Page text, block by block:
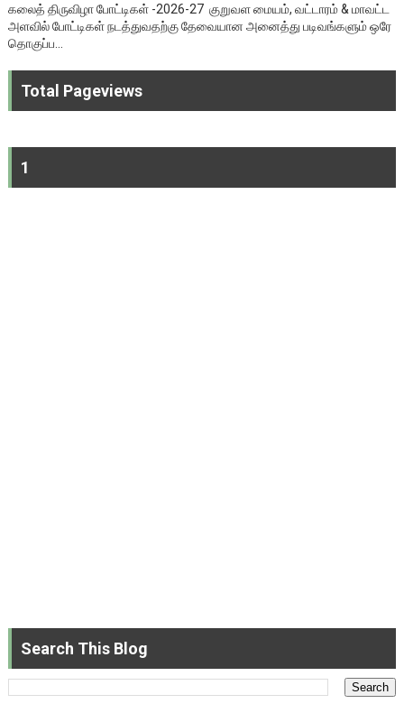
கலைத் திருவிழா போட்டிகள் -2026-27 குறுவள மையம், வட்டாரம் & மாவட்ட
அளவில் போட்டிகள் நடத்துவதற்கு தேவையான அனைத்து படிவங்களும் ஒரே
தொகுப்ப...
Total Pageviews
1
Search This Blog